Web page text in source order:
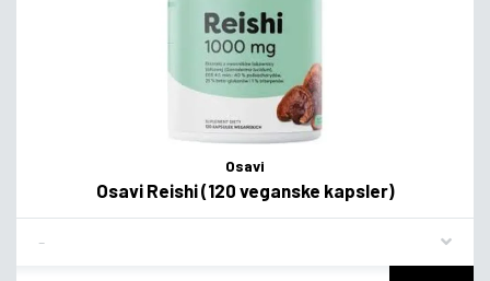
Osavi
Osavi Reishi (120 veganske kapsler)